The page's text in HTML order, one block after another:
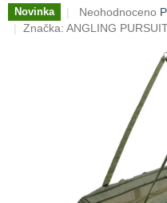
Novinka
Průměrné
hodnocení
hvězdiček.
Neohodnoceno
Značka: ANGLING